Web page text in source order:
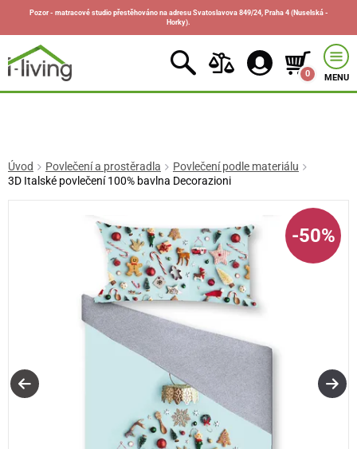
Pozor - matracové studio přestěhováno na adresu Svatoslavova 849/24, Praha 4 (Nuselská -
Horky).
0 MENU
Úvod Povlečení a prostěradla
Povlečení podle materiálu
3D Italské povlečení 100% bavlna Decorazioni
-50%